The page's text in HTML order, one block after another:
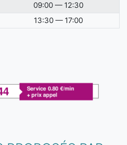
09:00 — 12:30
13:30 — 17:00